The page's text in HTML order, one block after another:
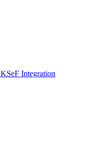
KSeF Integration